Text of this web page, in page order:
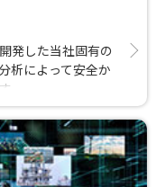
発した当社固有の
析によって安全か